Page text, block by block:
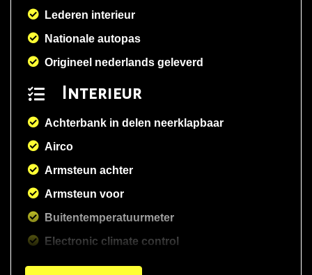
Lederen interieur
Nationale autopas
Origineel nederlands geleverd
Interieur
Achterbank in delen neerklapbaar
Airco
Armsteun achter
Armsteun voor
Buitentemperatuurmeter
Electronic climate control
Elektrisch verstelbare stoel(en) met